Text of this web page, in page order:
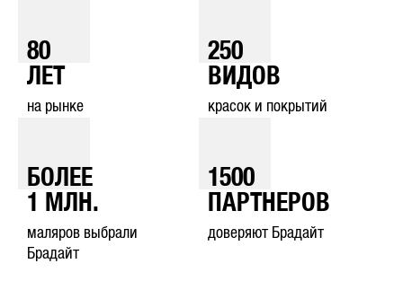
80
ЛЕТ
на рынке
250
ВИДОВ
красок и покрытий
БОЛЕЕ
1
МЛН.
маляров выбрали
Брадайт
1500
ПАРТНЕРОВ
доверяют Брадайт